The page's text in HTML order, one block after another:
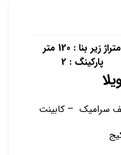
سرامیک – کابینت